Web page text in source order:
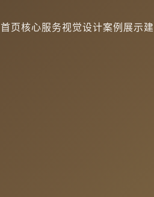
首页核心服务视觉设计案例展示